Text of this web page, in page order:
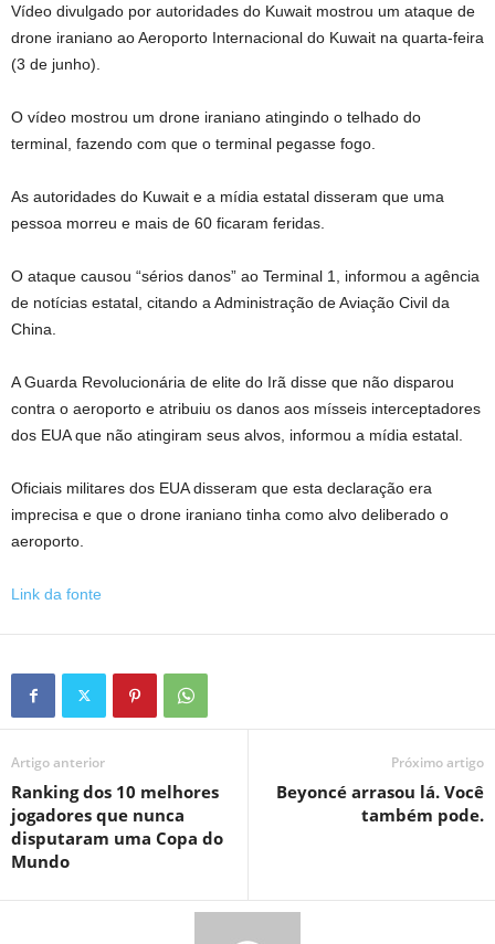
Vídeo divulgado por autoridades do Kuwait mostrou um ataque de
drone iraniano ao Aeroporto Internacional do Kuwait na quarta-feira
(3 de junho).
O vídeo mostrou um drone iraniano atingindo o telhado do
terminal, fazendo com que o terminal pegasse fogo.
As autoridades do Kuwait e a mídia estatal disseram que uma
pessoa morreu e mais de 60 ficaram feridas.
O ataque causou “sérios danos” ao Terminal 1, informou a agência
de notícias estatal, citando a Administração de Aviação Civil da
China.
A Guarda Revolucionária de elite do Irã disse que não disparou
contra o aeroporto e atribuiu os danos aos mísseis interceptadores
dos EUA que não atingiram seus alvos, informou a mídia estatal.
Oficiais militares dos EUA disseram que esta declaração era
imprecisa e que o drone iraniano tinha como alvo deliberado o
aeroporto.
Link da fonte
Artigo anterior
Ranking dos 10 melhores
jogadores que nunca
disputaram uma Copa do
Mundo
Próximo artigo
Beyoncé arrasou lá. Você
também pode.